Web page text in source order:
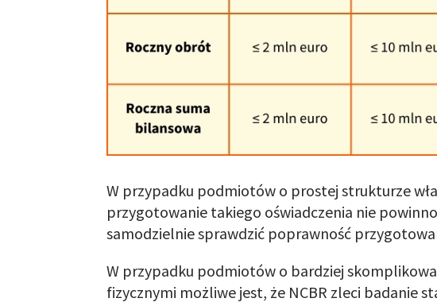
W przypadku podmiotów o prostej strukturze
przygotowanie takiego oświadczenia nie
samodzielnie sprawdzić poprawność
W przypadku podmiotów o bardziej
fizycznymi możliwe jest, że NCBR zleci badanie